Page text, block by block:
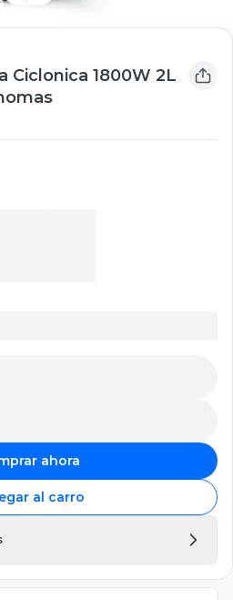
Ciclonica 1800W 2L
ahora
al carro